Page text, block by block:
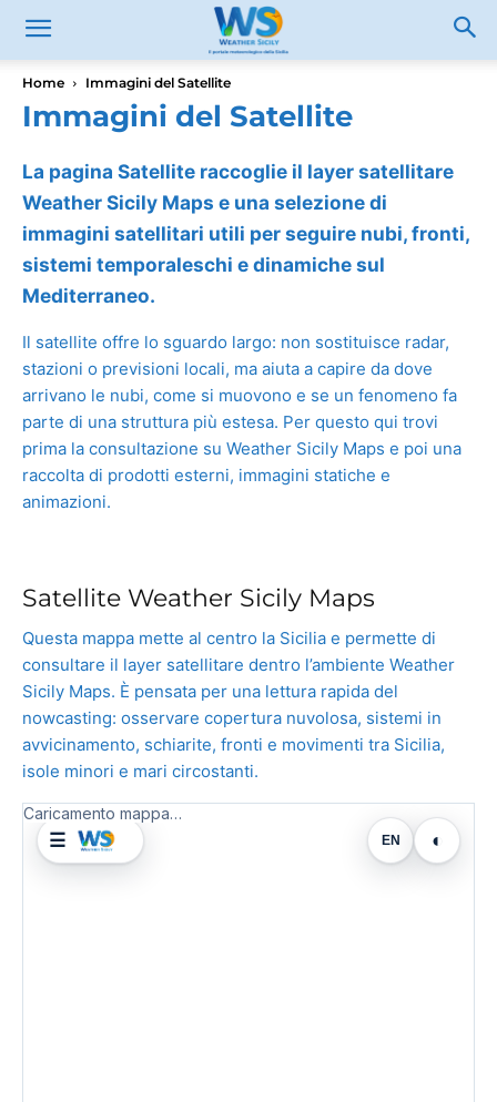
Home Immagini del Satellite
Immagini del Satellite
La pagina Satellite raccoglie il layer satellitare
Weather Sicily Maps e una selezione di
immagini satellitari utili per seguire nubi, fronti,
sistemi temporaleschi e dinamiche sul
Mediterraneo.
Il satellite offre lo sguardo largo: non sostituisce radar,
stazioni o previsioni locali, ma aiuta a capire da dove
arrivano le nubi, come si muovono e se un fenomeno fa
parte di una struttura più estesa. Per questo qui trovi
prima la consultazione su Weather Sicily Maps e poi una
raccolta di prodotti esterni, immagini statiche e
animazioni.
Satellite Weather Sicily Maps
Questa mappa mette al centro la Sicilia e permette di
consultare il layer satellitare dentro l’ambiente Weather
Sicily Maps. È pensata per una lettura rapida del
nowcasting: osservare copertura nuvolosa, sistemi in
avvicinamento, schiarite, fronti e movimenti tra Sicilia,
isole minori e mari circostanti.